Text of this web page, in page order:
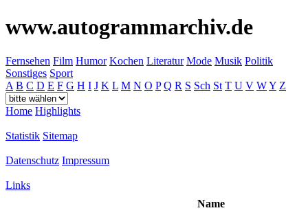
www.autogrammarchiv.de
Fernsehen Film Humor Kochen Literatur Mode Musik Politik
Sonstiges Sport
A B C D E F G H I J K L M N O P Q R S Sch St T U V WY Z
Home Highlights
Statistik Sitemap
Datenschutz Impressum
Links
Name